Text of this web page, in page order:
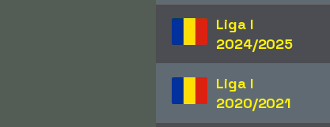
Liga I
2024/2025
Liga I
2020/2021